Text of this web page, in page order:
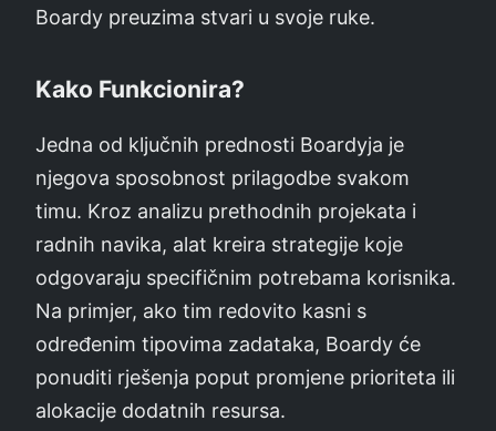
Boardy preuzima stvari u svoje ruke.
Kako Funkcionira?
Jedna od ključnih prednosti Boardyja je
njegova sposobnost prilagodbe svakom
timu. Kroz analizu prethodnih projekata i
radnih navika, alat kreira strategije koje
odgovaraju specifičnim potrebama korisnika.
Na primjer, ako tim redovito kasni s
određenim tipovima zadataka, Boardy će
ponuditi rješenja poput promjene prioriteta ili
alokacije dodatnih resursa.